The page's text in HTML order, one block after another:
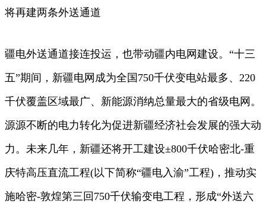
将再建两条外送通道
疆电外送通道接连投运，也带动疆内电网建设。“十三
五”期间，新疆电网成为全国750千伏变电站最多、220
千伏覆盖区域最广、新能源消纳总量最大的省级电网。
源源不断的电力转化为促进新疆经济社会发展的强大动
力。未来几年，新疆还将开工建设±800千伏哈密北-重
庆特高压直流工程(以下简称“疆电入渝”工程)，推动实
施哈密-敦煌第三回750千伏输变电工程，形成“外送六